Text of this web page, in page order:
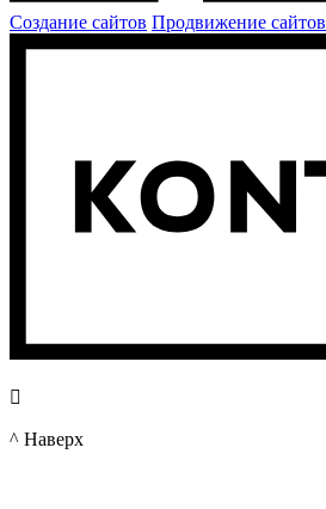
Создание сайтов Продвижение сайтов

^ Наверх